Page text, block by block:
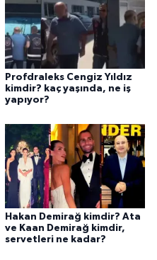
Profdraleks Cengiz Yıldız
kimdir? kaç yaşında, ne iş
yapıyor?
Hakan Demirağ kimdir? Ata
ve Kaan Demirağ kimdir,
servetleri ne kadar?